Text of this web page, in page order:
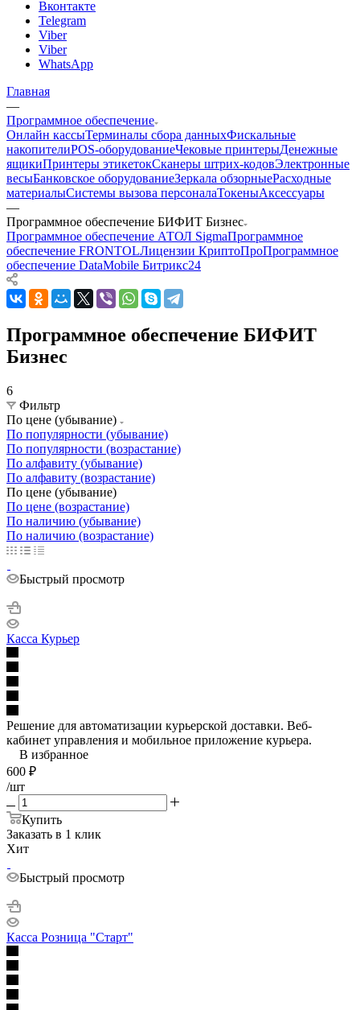
Вконтакте
Telegram
Viber
Viber
WhatsApp
Главная
—
Программное обеспечение
Онлайн кассыТерминалы сбора данныхФискальные
накопителиPOS-оборудованиеЧековые принтерыДенежные
ящикиПринтеры этикетокСканеры штрих-кодовЭлектронные
весыБанковское оборудованиеЗеркала обзорныеРасходные
материалыСистемы вызова персоналаТокеныАксессуары
—
Программное обеспечение БИФИТ Бизнес
Программное обеспечение АТОЛ SigmaПрограммное
обеспечение FRONTOLЛицензии КриптоПроПрограммное
обеспечение DataMobile Битрикс24
Программное обеспечение БИФИТ
Бизнес
6
Фильтр
По цене (убывание)
По популярности (убывание)
По популярности (возрастание)
По алфавиту (убывание)
По алфавиту (возрастание)
По цене (убывание)
По цене (возрастание)
По наличию (убывание)
По наличию (возрастание)
Быстрый просмотр
Касса Курьер
Решение для автоматизации курьерской доставки. Веб-
кабинет управления и мобильное приложение курьера.
В избранное
600 ₽
/шт
Купить
Заказать в 1 клик
Хит
Быстрый просмотр
Касса Розница "Старт"